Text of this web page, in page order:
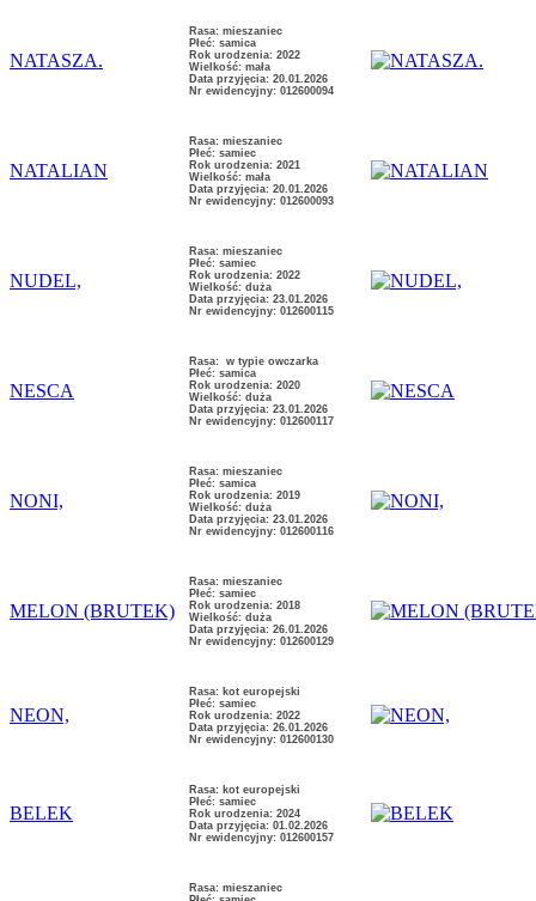
NATASZA.
Rasa: mieszaniec
Płeć: samica
Rok urodzenia: 2022
Wielkość: mała
Data przyjęcia: 20.01.2026
Nr ewidencyjny: 012600094
NATALIAN
Rasa: mieszaniec
Płeć: samiec
Rok urodzenia: 2021
Wielkość: mała
Data przyjęcia: 20.01.2026
Nr ewidencyjny: 012600093
NUDEL,
Rasa: mieszaniec
Płeć: samiec
Rok urodzenia: 2022
Wielkość: duża
Data przyjęcia: 23.01.2026
Nr ewidencyjny: 012600115
NESCA
Rasa: w typie owczarka
Płeć: samica
Rok urodzenia: 2020
Wielkość: duża
Data przyjęcia: 23.01.2026
Nr ewidencyjny: 012600117
NONI,
Rasa: mieszaniec
Płeć: samica
Rok urodzenia: 2019
Wielkość: duża
Data przyjęcia: 23.01.2026
Nr ewidencyjny: 012600116
MELON (BRUTEK)
Rasa: mieszaniec
Płeć: samiec
Rok urodzenia: 2018
Wielkość: duża
Data przyjęcia: 26.01.2026
Nr ewidencyjny: 012600129
NEON,
Rasa: kot europejski
Płeć: samiec
Rok urodzenia: 2022
Data przyjęcia: 26.01.2026
Nr ewidencyjny: 012600130
BELEK
Rasa: kot europejski
Płeć: samiec
Rok urodzenia: 2024
Data przyjęcia: 01.02.2026
Nr ewidencyjny: 012600157
Rasa: mieszaniec